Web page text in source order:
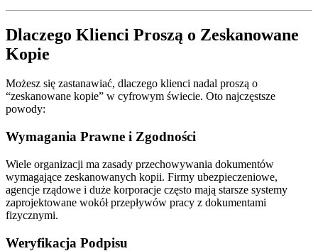
Dlaczego Klienci Proszą o Zeskanowane
Kopie
Możesz się zastanawiać, dlaczego klienci nadal proszą o
“zeskanowane kopie” w cyfrowym świecie. Oto najczęstsze
powody:
Wymagania Prawne i Zgodności
Wiele organizacji ma zasady przechowywania dokumentów
wymagające zeskanowanych kopii. Firmy ubezpieczeniowe,
agencje rządowe i duże korporacje często mają starsze systemy
zaprojektowane wokół przepływów pracy z dokumentami
fizycznymi.
Weryfikacja Podpisu